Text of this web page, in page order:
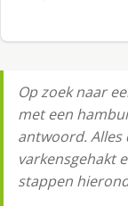
Op zoek naar
met een
antwoord.
varkensgehakt
stappen